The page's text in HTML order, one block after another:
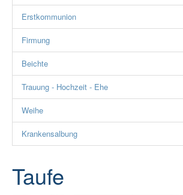
Kirchorte
Einrichtungen
Gruppierungen
Gemeinde(er)leben
Rat und Hilfe
Termine & Infos
Erstkommunion
Firmung
Beichte
Trauung - Hochzeit - Ehe
Weihe
Krankensalbung
Taufe